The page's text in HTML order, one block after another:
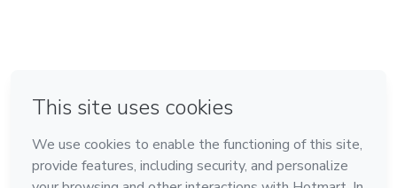
Feito com ❤ em Amsterdam